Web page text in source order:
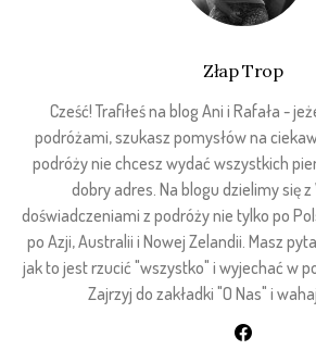
Złap Trop
Cześć! Trafiłeś na blog Ani i Rafała -
podróżami, szukasz pomysłów na
podróży nie chcesz wydać wszystkich
dobry adres. Na blogu dzielimy się
doświadczeniami z podróży nie tylko po
po Azji, Australii i Nowej Zelandii. Masz
jak to jest rzucić "wszystko" i wyjechać w
Zajrzyj do zakładki "O Nas" i